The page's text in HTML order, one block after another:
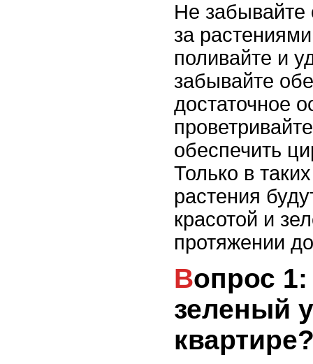
Не забывайте
за
поливайте и
забывайте
достаточное
обеспечить
Только в
растения
красотой и
протяжении
Вопрос 1: Почему нужен
зеленый